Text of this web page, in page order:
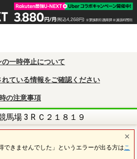
の一時停止について
れている情報をご確認ください
の注意事項
馬場 3 R Ｃ２１８１９
できませんでした」というエラーが出る方は こ